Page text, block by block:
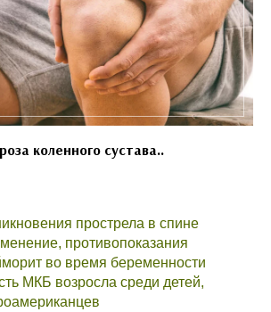
коленного сустава..
прострела в спине
противопоказания
во время беременности
МКБ возросла среди детей,